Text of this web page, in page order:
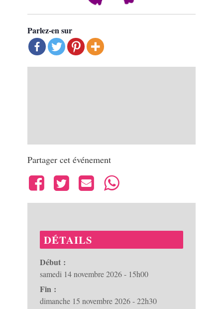
Parlez-en sur
Partager cet événement
DÉTAILS
Début :
samedi 14 novembre 2026 - 15h00
Fin :
dimanche 15 novembre 2026 - 22h30